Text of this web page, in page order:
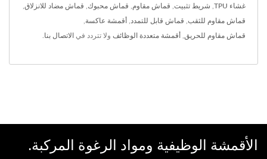
غشاء TPU شريط تثبيت قماش مقاوم قماش محبوك قماش مضاد للانزلاق
قماش مقاوم للثقب قماش قابل للتمدد أقمشة عاكسة
قماش مقاوم للحريق أقمشة متعددة الوظائف ولا تتردد في الاتصال بنا
الأقمشة الوظيفية ومواد الرغوة المركبة.